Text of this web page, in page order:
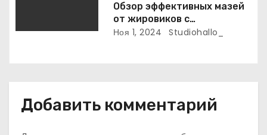
Обзор эффективных мазей
от жировиков с
рассасывающим эффектом
Ноя 1, 2024 Studiohallo_
Добавить комментарий